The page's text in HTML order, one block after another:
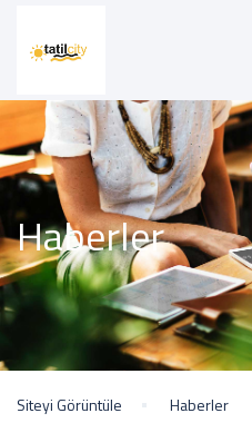
Haberler
Siteyi Görüntüle Haberler